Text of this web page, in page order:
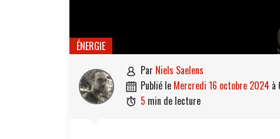
ÉNERGIE
 par Niels Saelens
 publié le mercredi 16 octobre 2024 à
 5 min de lecture